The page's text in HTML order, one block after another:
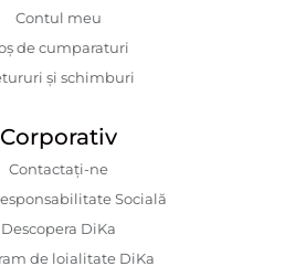
Contul meu
de cumparaturi
și schimburi
Corporativ
Contactaţi-ne
Socială
Descopera DiKa
de loialitate DiKa